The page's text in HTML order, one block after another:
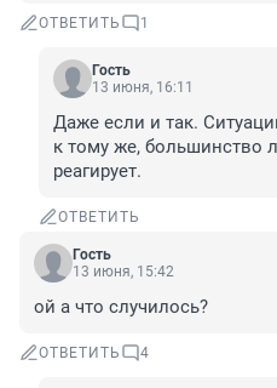
ОТВЕТИТЬ 1
Гость
13 июня, 16:11
Даже если и так.
к тому же, большинство
реагирует.
ОТВЕТИТЬ
Гость
13 июня, 15:42
ой а что случилось?
ОТВЕТИТЬ 4